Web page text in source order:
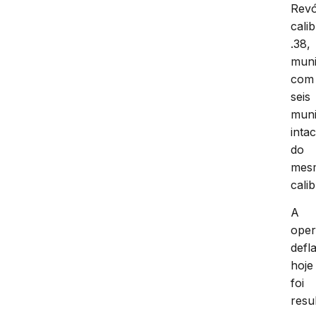
.38,
com
seis
do
A
hoje
foi